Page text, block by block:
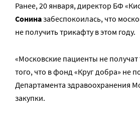
Ранее, 20 января, директор БФ
Сониназабеспокоилась, что
не получить трикафту в этом году.
«Московские пациенты не получат
того, что в фонд «Круг добра» не
Департамента здравоохранения
закупки.